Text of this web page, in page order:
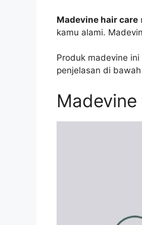
Madevine hair care
kamu alami.
Produk madevine
penjelasan di
Madevine